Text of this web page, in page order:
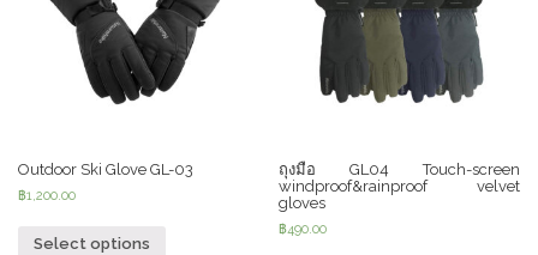
Outdoor Ski Glove GL-03
฿1,200.00
Select options
ถุงมือ GL04 Touch-screen
windproof&rainproof velvet
gloves
฿490.00